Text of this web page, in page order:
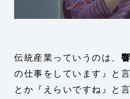
伝統産業っていうのは、
の仕事をしています』と
とか『えらいですね』と